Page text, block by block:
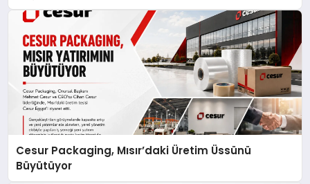
Cesur Packaging, Mısır’daki Üretim Üssünü
Büyütüyor